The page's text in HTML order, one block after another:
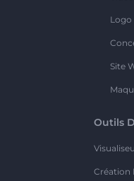
Logo
Site
Outils
Création